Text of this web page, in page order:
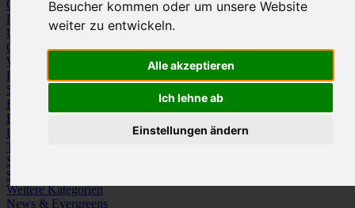
Besucher kommen oder um unsere Website
weiter zu entwickeln.
Alle akzeptieren
Ich lehne ab
Einstellungen ändern
Caps
Mützen und Schals
FrottierwareKissen & Tischwäsche
UnderwearStrümpfe / Socken
Gürtel
Schuhe
Werbeartikel
Büro
Schreibgeräte
Schlüsselanhänger & Chiphalter
Haushalt
Tassen, Gläser, Kannen, BecherWerkzeuge & Messer
Freizeit, Reisen, Outdoor
Uhren
Taschen
Schlüsseletuis & Brieftaschen
Spiele
Weitere Kategorien
News & Evergreens